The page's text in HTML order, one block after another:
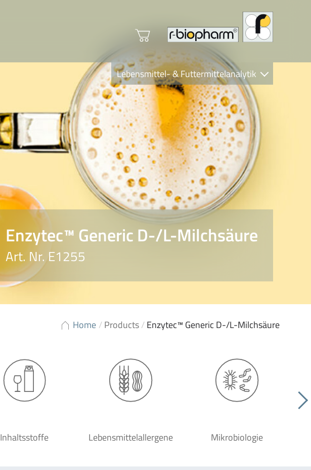
Lebensmittel- & Futtermittelanalytik
Clinical Diagnostics
R-Biopharm AG
Nutrition Care
Enzytec™ Generic D-/L-Milchsäure
Art. Nr. E1255
Home /Products/Enzytec™ Generic D-/L-Milchsäure
Inhaltsstoffe Lebensmittelallergene Mikrobiologie